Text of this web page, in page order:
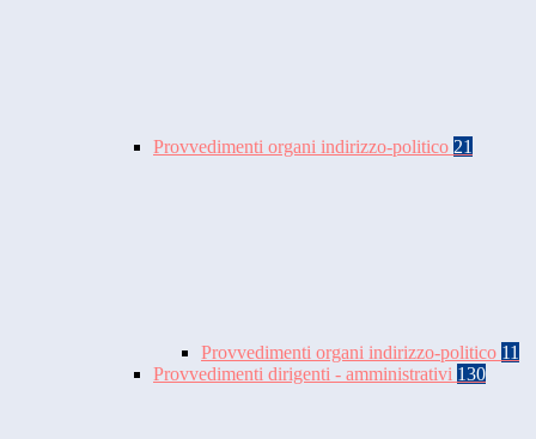
Provvedimenti organi indirizzo-politico 21
Provvedimenti organi indirizzo-politico 11
Provvedimenti dirigenti - amministrativi 130